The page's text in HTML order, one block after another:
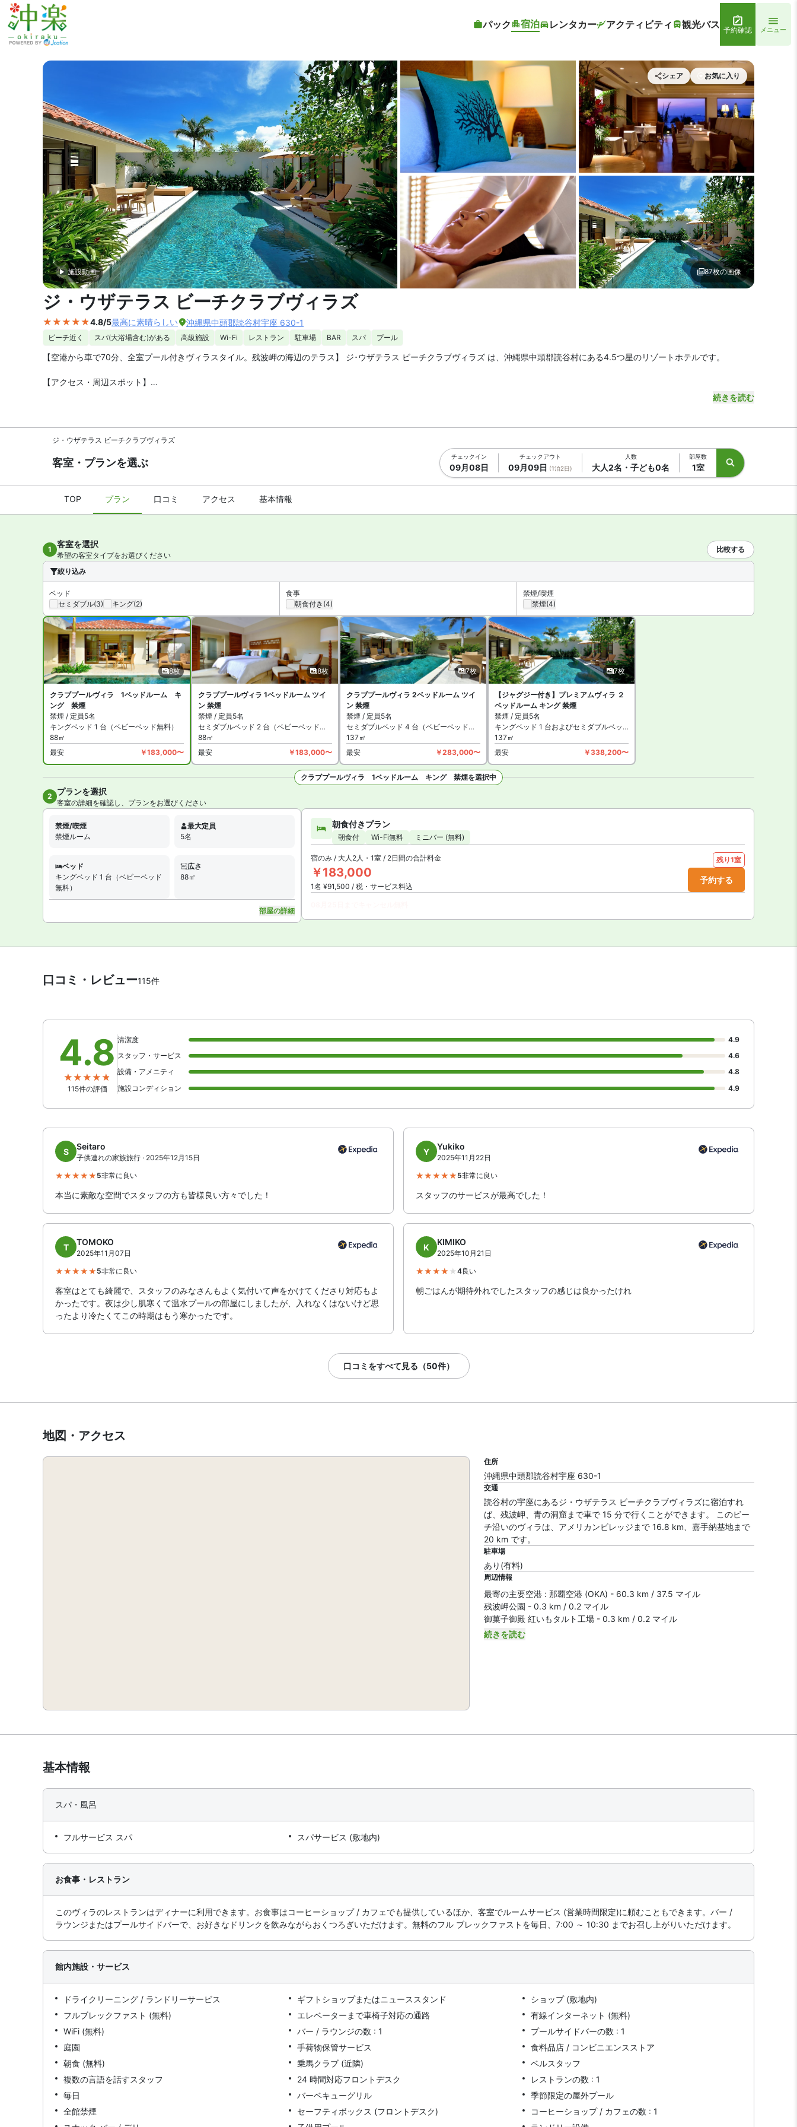
パック 宿泊 レンタカー アクティビティ 観光バス 予約確認 メニュー
外観の写真を拡大表示
施設動画
客室1 | ジ・ウザテラス ビーチクラブヴィラズレストラン1 | ジ・ウザテラ
シェア お気に入り
87枚の画像
ジ・ウザテラス ビーチクラブヴィラズ
4.8/5最高に素晴らしい 沖縄県中頭郡読谷村宇座 630-1
ビーチ近く スパ(大浴場含む)がある 高級施設 Wi-Fi レストラン 駐車場 BAR スパ プール
【空港から車で70分、全室プール付きヴィラスタイル。残波岬の海辺のテラス】 ジ･ウザテラス ビーチクラブヴィラズ は、沖縄県中頭郡読谷村にある4.5つ星のリゾートホテルです。
【アクセス・周辺スポット】
ジ･ウザテラス ビーチクラブヴィラズ までのアクセスは、那覇空港から車で約70分です。空港リムジンバスは約90分。最寄りの「ロイヤルホテル 沖縄残波岬」下車徒歩5分で到着します。
【駐車場】あり（無料）
【お食事、レストラン】
【館内施設・サービス】
施設はエステルームやフィットネスジムのほか、4月～10月営業の屋外プールがあります。
ジ･ウザテラス ビーチクラブヴィラズ は全館禁煙です。指定の喫煙スペースがあります。
続きを読む
ジ・ウザテラス ビーチクラブヴィラズ
客室・プランを選ぶ
チェックイン
09月08日
チェックアウト
09月09日 (1泊2日)
人数
大人2名・子ども0名
部屋数
1室
TOP プラン 口コミ アクセス 基本情報
1
客室を選択
希望の客室タイプをお選びください
比較する
絞り込み
ベッド
セミダブル(3) キング(2)
食事
朝食付き (4)
禁煙/喫煙
禁煙(4)
8枚
クラブプールヴィラ 1ベッドルーム キ
ング 禁煙
禁煙 / 定員5名
キングベッド 1 台（ベビーベッド無料）
88㎡
最安
￥183,000〜
8枚
クラブプールヴィラ 1ベッドルーム ツイ
ン 禁煙
禁煙 / 定員5名
セミダブルベッド 2 台（ベビーベッド無料）
88㎡
最安
￥183,000〜
7枚
クラブプールヴィラ 2ベッドルーム ツイ
ン 禁煙
禁煙 / 定員5名
セミダブルベッド 4 台（ベビーベッド無料）
137㎡
最安
￥283,000〜
7枚
【ジャグジー付き】プレミアムヴィラ ２
ベッドルーム キング 禁煙
禁煙 / 定員5名
キングベッド 1 台およびセミダブルベッド 2 台（ベビーベッド無料）
137㎡
最安
￥338,200〜
クラブプールヴィラ 1ベッドルーム キング 禁煙を選択中
2 プランを選択
客室の詳細を確認し、プランをお選びください
禁煙/喫煙
禁煙ルーム
最大定員
5名
ベッド
キングベッド 1 台（ベビーベッド
無料）
広さ
88㎡
部屋の詳細
朝食付きプラン
朝食付 Wi-Fi無料 ミニバー (無料)
宿のみ / 大人2人・1室 / 2日間の合計料金
￥183,000
1名 ¥91,500 / 税・サービス料込
残り1室
予約する
口コミ・レビュー115件
4.8
115件の評価
清潔度
4.9
スタッフ・サービス
4.6
設備・アメニティ
4.8
施設コンディション
4.9
S
Seitaro
子供連れの家族旅行 · 2025年12月15日
5非常に良い
本当に素敵な空間でスタッフの方も皆様良い方々でした！
Y
Yukiko
2025年11月22日
5非常に良い
スタッフのサービスが最高でした！
T
TOMOKO
2025年11月07日
5非常に良い
客室はとても綺麗で、スタッフのみなさんもよく気付いて声をかけてくださり対応もよ
かったです。夜は少し肌寒くて温水プールの部屋にしましたが、入れなくはないけど思
ったより冷たくてこの時期はもう寒かったです。
K
KIMIKO
2025年10月21日
4良い
朝ごはんが期待外れでしたスタッフの感じは良かったけれ
口コミをすべて見る（50件）
地図・アクセス
住所
沖縄県中頭郡読谷村宇座 630-1
交通
読谷村の宇座にあるジ・ウザテラス ビーチクラブヴィラズに宿泊すれ
ば、残波岬、青の洞窟まで車で 15 分で行くことができます。 このビー
チ沿いのヴィラは、アメリカンビレッジまで 16.8 km、嘉手納基地まで
20 km です。
駐車場
あり(有料)
周辺情報
最寄の主要空港 : 那覇空港 (OKA) - 60.3 km / 37.5 マイル
残波岬公園 - 0.3 km / 0.2 マイル
御菓子御殿 紅いもタルト工場 - 0.3 km / 0.2 マイル
続きを読む
基本情報
スパ・風呂
フルサービス スパ スパサービス (敷地内)
お食事・レストラン
このヴィラのレストランはディナーに利用できます。お食事はコーヒーショップ / カフェでも提供しているほか、客室でルームサービス (営業時間限定)に頼むこともできます。バー /
ラウンジまたはプールサイドバーで、お好きなドリンクを飲みながらおくつろぎいただけます。無料のフル ブレックファストを毎日、7:00 ～ 10:30 までお召し上がりいただけます。
館内施設・サービス
ドライクリーニング / ランドリーサービス ギフトショップまたはニューススタンド
ショップ (敷地内)
フルブレックファスト (無料)
エレベーターまで車椅子対応の通路
有線インターネット (無料)
WiFi (無料)
バー / ラウンジの数 : 1
プールサイドバーの数 : 1
庭園
手荷物保管サービス
食料品店 / コンビニエンスストア
朝食 (無料)
乗馬クラブ (近隣)
ベルスタッフ
複数の言語を話すスタッフ
24 時間対応フロントデスク
レストランの数 : 1
毎日
バーベキューグリル
季節限定の屋外プール
全館禁煙
セーフティボックス (フロントデスク)
コーヒーショップ / カフェの数 : 1